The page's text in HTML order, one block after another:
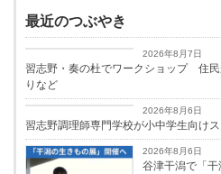
最近のつぶやき
2026年8月7日
習志野・奏の杜でワークショップ 住
りなど
習志野経済新聞
2026年8月6日
習志野調理師専門学校が小中学生向け
2026年8月6日
谷津干潟で「